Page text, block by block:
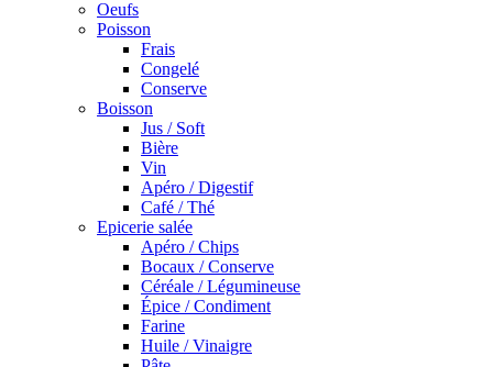
Oeufs
Poisson
Frais
Congelé
Conserve
Boisson
Jus / Soft
Bière
Vin
Apéro / Digestif
Café / Thé
Epicerie salée
Apéro / Chips
Bocaux / Conserve
Céréale / Légumineuse
Épice / Condiment
Farine
Huile / Vinaigre